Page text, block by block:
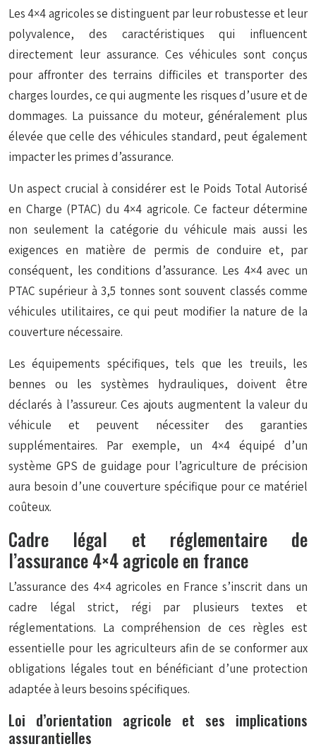
Les 4×4 agricoles se distinguent par leur robustesse et leur
polyvalence, des caractéristiques qui influencent
directement leur assurance. Ces véhicules sont conçus
pour affronter des terrains difficiles et transporter des
charges lourdes, ce qui augmente les risques d’usure et de
dommages. La puissance du moteur, généralement plus
élevée que celle des véhicules standard, peut également
impacter les primes d’assurance.
Un aspect crucial à considérer est le Poids Total Autorisé
en Charge (PTAC) du 4×4 agricole. Ce facteur détermine
non seulement la catégorie du véhicule mais aussi les
exigences en matière de permis de conduire et, par
conséquent, les conditions d’assurance. Les 4×4 avec un
PTAC supérieur à 3,5 tonnes sont souvent classés comme
véhicules utilitaires, ce qui peut modifier la nature de la
couverture nécessaire.
Les équipements spécifiques, tels que les treuils, les
bennes ou les systèmes hydrauliques, doivent être
déclarés à l’assureur. Ces ajouts augmentent la valeur du
véhicule et peuvent nécessiter des garanties
supplémentaires. Par exemple, un 4×4 équipé d’un
système GPS de guidage pour l’agriculture de précision
aura besoin d’une couverture spécifique pour ce matériel
coûteux.
Cadre légal et réglementaire de
l’assurance 4×4 agricole en france
L’assurance des 4×4 agricoles en France s’inscrit dans un
cadre légal strict, régi par plusieurs textes et
réglementations. La compréhension de ces règles est
essentielle pour les agriculteurs afin de se conformer aux
obligations légales tout en bénéficiant d’une protection
adaptée à leurs besoins spécifiques.
Loi d’orientation agricole et ses implications
assurantielles